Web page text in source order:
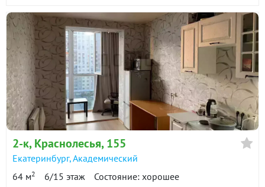
2-к, Краснолесья, 155
Екатеринбург,Академический
64 м2 6/15 этаж Состояние: хорошее